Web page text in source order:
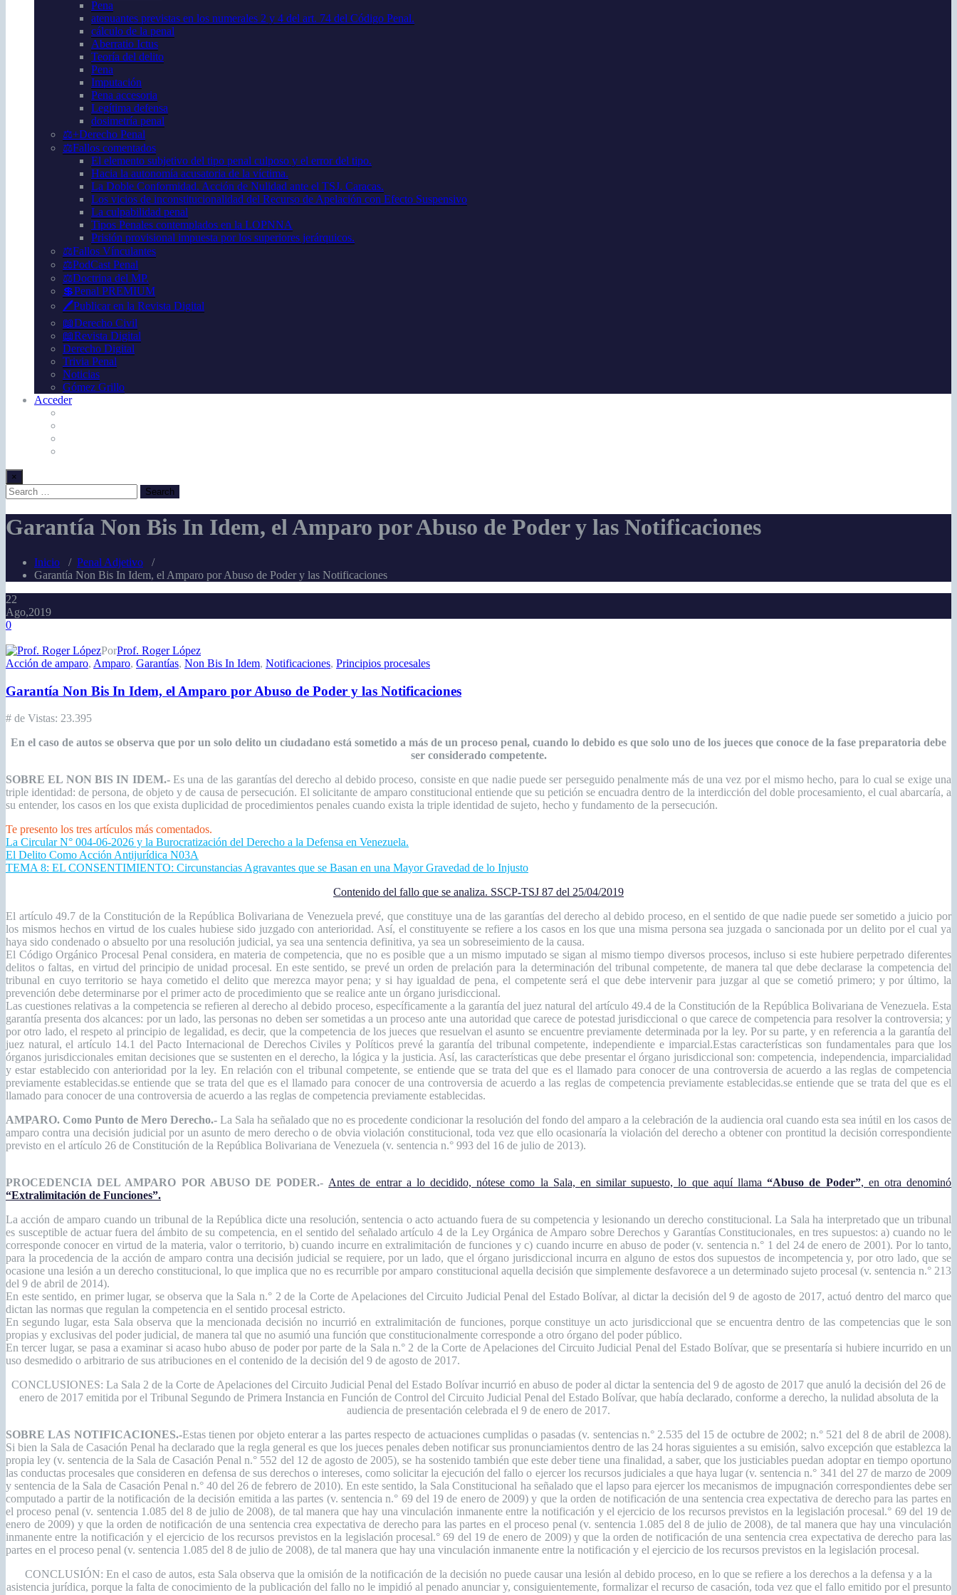
Pena
atenuantes previstas en los numerales 2 y 4 del art. 74 del Código Penal.
cálculo de la penal
Aberratio Ictus
Teoría del delito
Pena
Imputación
Pena accesoria
Legítima defensa
dosimetría penal
⚖️+Derecho Penal
⚖️Fallos comentados
El elemento subjetivo del tipo penal culposo y el error del tipo.
Hacia la autonomía acusatoria de la víctima.
La Doble Conformidad. Acción de Nulidad ante el TSJ. Caracas.
Los vicios de inconstitucionalidad del Recurso de Apelación con Efecto Suspensivo
La culpabilidad penal
Tipos Penales contemplados en la LOPNNA
Prisión provisional impuesta por los superiores jerárquicos.
⚖️Fallos Vínculantes
⚖️PodCast Penal
⚖️Doctrina del MP.
💲Penal PREMIUM
🖊️Publicar en la Revista Digital
📖Derecho Civil
📖Revista Digital
Derecho Digital
Trivia Penal
Noticias
Gómez Grillo
Acceder
×
Garantía Non Bis In Idem, el Amparo por Abuso de Poder y las Notificaciones
Inicio / Penal Adjetivo /
Garantía Non Bis In Idem, el Amparo por Abuso de Poder y las Notificaciones
22
Ago,2019
0
PorProf. Roger López
Acción de amparo, Amparo, Garantías, Non Bis In Idem, Notificaciones, Principios procesales
Garantía Non Bis In Idem, el Amparo por Abuso de Poder y las Notificaciones
# de Vistas: 23.395
En el caso de autos se observa que por un solo delito un ciudadano está sometido a más de un proceso penal, cuando lo debido es que solo uno de los jueces que conoce de la fase preparatoria debe
ser considerado competente.
SOBRE EL NON BIS IN IDEM.-Es una de las garantías del derecho al debido proceso, consiste en que nadie puede ser perseguido penalmente más de una vez por el mismo hecho, para lo cual se exige una
triple identidad: de persona, de objeto y de causa de persecución. El solicitante de amparo constitucional entiende que su petición se encuadra dentro de la interdicción del doble procesamiento, el cual abarcaría, a
su entender, los casos en los que exista duplicidad de procedimientos penales cuando exista la triple identidad de sujeto, hecho y fundamento de la persecución.
Te presento los tres artículos más comentados.
La Circular N° 004-06-2026 y la Burocratización del Derecho a la Defensa en Venezuela.
El Delito Como Acción Antijurídica N03A
TEMA 8: EL CONSENTIMIENTO: Circunstancias Agravantes que se Basan en una Mayor Gravedad de lo Injusto
Contenido del fallo que se analiza. SSCP-TSJ 87 del 25/04/2019
El artículo 49.7 de la Constitución de la República Bolivariana de Venezuela prevé, que constituye una de las garantías del derecho al debido proceso, en el sentido de que nadie puede ser sometido a juicio por
los mismos hechos en virtud de los cuales hubiese sido juzgado con anterioridad. Así, el constituyente se refiere a los casos en los que una misma persona sea juzgada o sancionada por un delito por el cual ya
haya sido condenado o absuelto por una resolución judicial, ya sea una sentencia definitiva, ya sea un sobreseimiento de la causa.
El Código Orgánico Procesal Penal considera, en materia de competencia, que no es posible que a un mismo imputado se sigan al mismo tiempo diversos procesos, incluso si este hubiere perpetrado diferentes
delitos o faltas, en virtud del principio de unidad procesal. En este sentido, se prevé un orden de prelación para la determinación del tribunal competente, de manera tal que debe declarase la competencia del
tribunal en cuyo territorio se haya cometido el delito que merezca mayor pena; y si hay igualdad de pena, el competente será el que debe intervenir para juzgar al que se cometió primero; y por último, la
prevención debe determinarse por el primer acto de procedimiento que se realice ante un órgano jurisdiccional.
Las cuestiones relativas a la competencia se refieren al derecho al debido proceso, específicamente a la garantía del juez natural del artículo 49.4 de la Constitución de la República Bolivariana de Venezuela. Esta
garantía presenta dos alcances: por un lado, las personas no deben ser sometidas a un proceso ante una autoridad que carece de potestad jurisdiccional o que carece de competencia para resolver la controversia; y
por otro lado, el respeto al principio de legalidad, es decir, que la competencia de los jueces que resuelvan el asunto se encuentre previamente determinada por la ley. Por su parte, y en referencia a la garantía del
juez natural, el artículo 14.1 del Pacto Internacional de Derechos Civiles y Políticos prevé la garantía del tribunal competente, independiente e imparcial.Estas características son fundamentales para que los
órganos jurisdiccionales emitan decisiones que se sustenten en el derecho, la lógica y la justicia. Así, las características que debe presentar el órgano jurisdiccional son: competencia, independencia, imparcialidad
y estar establecido con anterioridad por la ley. En relación con el tribunal competente, se entiende que se trata del que es el llamado para conocer de una controversia de acuerdo a las reglas de competencia
previamente establecidas.se entiende que se trata del que es el llamado para conocer de una controversia de acuerdo a las reglas de competencia previamente establecidas.se entiende que se trata del que es el
llamado para conocer de una controversia de acuerdo a las reglas de competencia previamente establecidas.
AMPARO. Como Punto de Mero Derecho.- La Sala ha señalado que no es procedente condicionar la resolución del fondo del amparo a la celebración de la audiencia oral cuando esta sea inútil en los casos de
amparo contra una decisión judicial por un asunto de mero derecho o de obvia violación constitucional, toda vez que ello ocasionaría la violación del derecho a obtener con prontitud la decisión correspondiente
previsto en el artículo 26 de Constitución de la República Bolivariana de Venezuela (v. sentencia n.° 993 del 16 de julio de 2013).
PROCEDENCIA DEL AMPARO POR ABUSO DE PODER.- Antes de entrar a lo decidido, nótese como la Sala, en similar supuesto, lo que aquí llama“Abuso de Poder”, en otra denominó
“Extralimitación de Funciones”.
La acción de amparo cuando un tribunal de la República dicte una resolución, sentencia o acto actuando fuera de su competencia y lesionando un derecho constitucional. La Sala ha interpretado que un tribunal
es susceptible de actuar fuera del ámbito de su competencia, en el sentido del señalado artículo 4 de la Ley Orgánica de Amparo sobre Derechos y Garantías Constitucionales, en tres supuestos: a) cuando no le
corresponde conocer en virtud de la materia, valor o territorio, b) cuando incurre en extralimitación de funciones y c) cuando incurre en abuso de poder (v. sentencia n.° 1 del 24 de enero de 2001). Por lo tanto,
para la procedencia de la acción de amparo contra una decisión judicial se requiere, por un lado, que el órgano jurisdiccional incurra en alguno de estos dos supuestos de incompetencia y, por otro lado, que se
ocasione una lesión a un derecho constitucional, lo que implica que no es recurrible por amparo constitucional aquella decisión que simplemente desfavorece a un determinado sujeto procesal (v. sentencia n.° 213
del 9 de abril de 2014).
En este sentido, en primer lugar, se observa que la Sala n.° 2 de la Corte de Apelaciones del Circuito Judicial Penal del Estado Bolívar, al dictar la decisión del 9 de agosto de 2017, actuó dentro del marco que
dictan las normas que regulan la competencia en el sentido procesal estricto.
En segundo lugar, esta Sala observa que la mencionada decisión no incurrió en extralimitación de funciones, porque constituye un acto jurisdiccional que se encuentra dentro de las competencias que le son
propias y exclusivas del poder judicial, de manera tal que no asumió una función que constitucionalmente corresponde a otro órgano del poder público.
En tercer lugar, se pasa a examinar si acaso hubo abuso de poder por parte de la Sala n.° 2 de la Corte de Apelaciones del Circuito Judicial Penal del Estado Bolívar, que se presentaría si hubiere incurrido en un
uso desmedido o arbitrario de sus atribuciones en el contenido de la decisión del 9 de agosto de 2017.
CONCLUSIONES: La Sala 2 de la Corte de Apelaciones del Circuito Judicial Penal del Estado Bolívar incurrió en abuso de poder al dictar la sentencia del 9 de agosto de 2017 que anuló la decisión del 26 de
enero de 2017 emitida por el Tribunal Segundo de Primera Instancia en Función de Control del Circuito Judicial Penal del Estado Bolívar, que había declarado, conforme a derecho, la nulidad absoluta de la
audiencia de presentación celebrada el 9 de enero de 2017.
SOBRE LAS NOTIFICACIONES.-Estas tienen por objeto enterar a las partes respecto de actuaciones cumplidas o pasadas (v. sentencias n.° 2.535 del 15 de octubre de 2002; n.° 521 del 8 de abril de 2008).
Si bien la Sala de Casación Penal ha declarado que la regla general es que los jueces penales deben notificar sus pronunciamientos dentro de las 24 horas siguientes a su emisión, salvo excepción que establezca la
propia ley (v. sentencia de la Sala de Casación Penal n.° 552 del 12 de agosto de 2005), se ha sostenido también que este deber tiene una finalidad, a saber, que los justiciables puedan adoptar en tiempo oportuno
las conductas procesales que consideren en defensa de sus derechos o intereses, como solicitar la ejecución del fallo o ejercer los recursos judiciales a que haya lugar (v. sentencia n.° 341 del 27 de marzo de 2009
y sentencia de la Sala de Casación Penal n.° 40 del 26 de febrero de 2010). En este sentido, la Sala Constitucional ha señalado que el lapso para ejercer los mecanismos de impugnación correspondientes debe ser
computado a partir de la notificación de la decisión emitida a las partes (v. sentencia n.° 69 del 19 de enero de 2009) y que la orden de notificación de una sentencia crea expectativa de derecho para las partes en
el proceso penal (v. sentencia 1.085 del 8 de julio de 2008), de tal manera que hay una vinculación inmanente entre la notificación y el ejercicio de los recursos previstos en la legislación procesal.° 69 del 19 de
enero de 2009) y que la orden de notificación de una sentencia crea expectativa de derecho para las partes en el proceso penal (v. sentencia 1.085 del 8 de julio de 2008), de tal manera que hay una vinculación
inmanente entre la notificación y el ejercicio de los recursos previstos en la legislación procesal.° 69 del 19 de enero de 2009) y que la orden de notificación de una sentencia crea expectativa de derecho para las
partes en el proceso penal (v. sentencia 1.085 del 8 de julio de 2008), de tal manera que hay una vinculación inmanente entre la notificación y el ejercicio de los recursos previstos en la legislación procesal.
CONCLUSIÓN: En el caso de autos, esta Sala observa que la omisión de la notificación de la decisión no puede causar una lesión al debido proceso, en lo que se refiere a los derechos a la defensa y a la
asistencia jurídica, porque la falta de conocimiento de la publicación del fallo no le impidió al penado anunciar y, consiguientemente, formalizar el recurso de casación, toda vez que el fallo emitido por el presunto